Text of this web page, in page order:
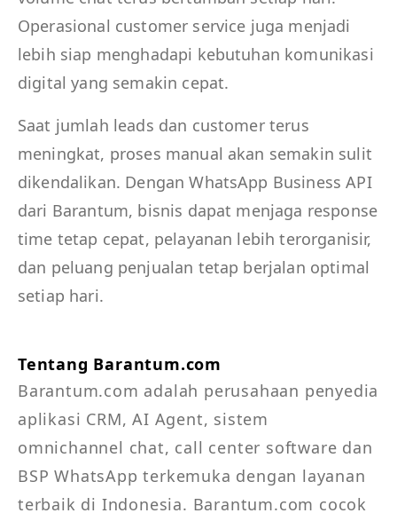
Operasional customer service juga menjadi
lebih siap menghadapi kebutuhan komunikasi
digital yang semakin cepat.
Saat jumlah leads dan customer terus
meningkat, proses manual akan semakin sulit
dikendalikan. Dengan WhatsApp Business API
dari Barantum, bisnis dapat menjaga response
time tetap cepat, pelayanan lebih terorganisir,
dan peluang penjualan tetap berjalan optimal
setiap hari.
Tentang Barantum.com
Barantum.com adalah perusahaan penyedia
aplikasi CRM, AI Agent, sistem
omnichannel chat, call center software dan
BSP WhatsApp terkemuka dengan layanan
terbaik di Indonesia. Barantum.com cocok